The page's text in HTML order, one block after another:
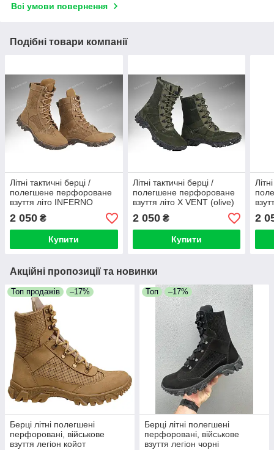
Всі умови повернення
Подібні товари компанії
Літні тактичні берці /
полегшене перфороване
взуття літо INFERNO
Desert VENT (coyote)
2 050 ₴
Купити
Літні тактичні берці /
полегшене перфороване
взуття літо X VENT (olive)
2 050₴
Купити
2
Акційні пропозиції та новинки
Топ продажів –17%
Берці літні полегшені
перфоровані, військове
взуття легіон койот
Топ –17%
Берці літні полегшені
перфоровані, військове
взуття легіон чорні